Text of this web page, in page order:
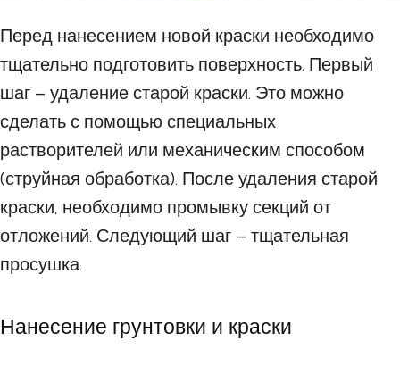
Перед нанесением новой краски необходимо
тщательно подготовить поверхность. Первый
шаг – удаление старой краски. Это можно
сделать с помощью специальных
растворителей или механическим способом
(струйная обработка). После удаления старой
краски, необходимо промывку секций от
отложений. Следующий шаг – тщательная
просушка.
Нанесение грунтовки и краски